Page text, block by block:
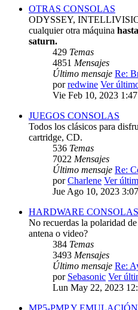
OTRAS CONSOLAS
ODYSSEY,
cualquier otra máquina
saturn.
429 Temas
4851 Mensajes
Último mensaje Re:
porredwine Ver
Vie Feb 10, 2023
JUEGOS CONSOLAS
Todos los clásicos para
cartridge, CD.
536 Temas
7022 Mensajes
Último mensaje Re:
porCharlene Ver
Jue Ago 10, 2023
HARDWARE CONSOLAS
No recuerdas la polaridad
antena o video?
384 Temas
3493 Mensajes
Último mensaje Re:
por Sebasonic Ver
Lun May 22, 2023